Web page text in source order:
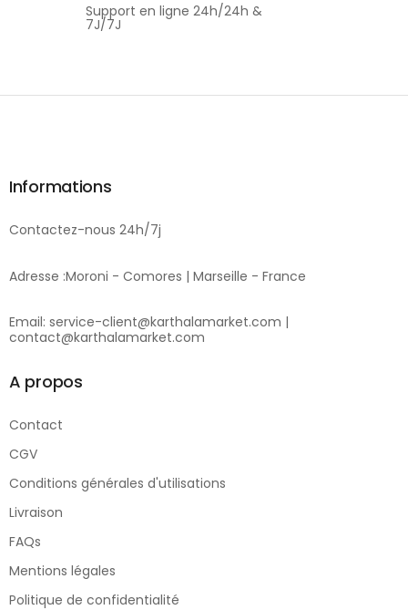
Support en ligne 24h/24h &
7J/7J
Informations
Contactez-nous 24h/7j
Adresse :Moroni - Comores | Marseille - France
Email: service-client@karthalamarket.com |
contact@karthalamarket.com
A propos
Contact
CGV
Conditions générales d'utilisations
Livraison
FAQs
Mentions légales
Politique de confidentialité